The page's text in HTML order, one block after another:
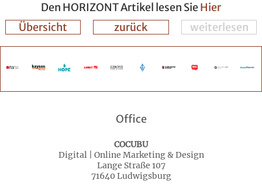
Den HORIZONT Artikel lesen SieHier
Übersicht
zurück weiterlesen
Office
COCUBU
Digital | Online Marketing & Design
Lange Straße 107
71640 Ludwigsburg